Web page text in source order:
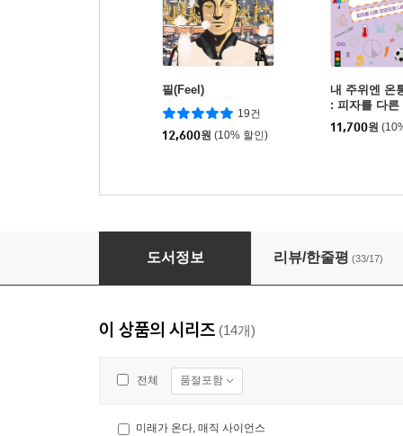
필(Feel)
19건
12,600원 (10% 할인)
내 주위엔 온
: 피자를 다
눌 수는 없을
11,700원
미래가 온다, 바이러스
도서정보 리뷰/한줄평 (33/17)
이 상품의 시리즈 (14개)
전체 품절포함
미래가 온다, 매직 사이언스